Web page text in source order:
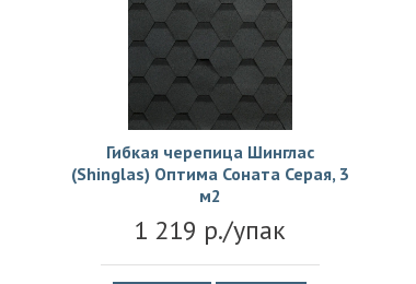
Гибкая черепица Шинглас
(Shinglas) Оптима Соната Серая, 3
м2
1 219 р./упак